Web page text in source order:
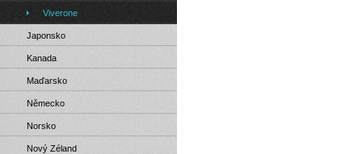
Viverone
Japonsko
Kanada
Maďarsko
Německo
Norsko
Nový Zéland